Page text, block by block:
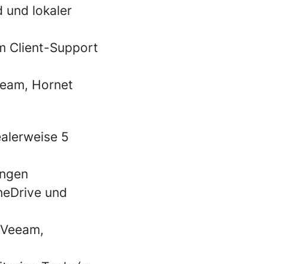
und lokaler
Client-Support
Hornet
5
und